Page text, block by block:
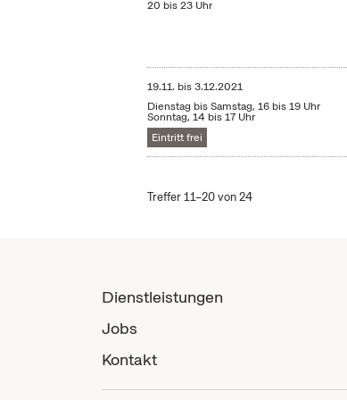
20 bis 23 Uhr
19.11. bis3.12.2021
Dienstag bis Samstag, 16 bis 19 Uhr
Sonntag, 14 bis 17 Uhr
Eintritt frei
Treffer 11–20 von 24
Dienstleistungen
Jobs
Kontakt